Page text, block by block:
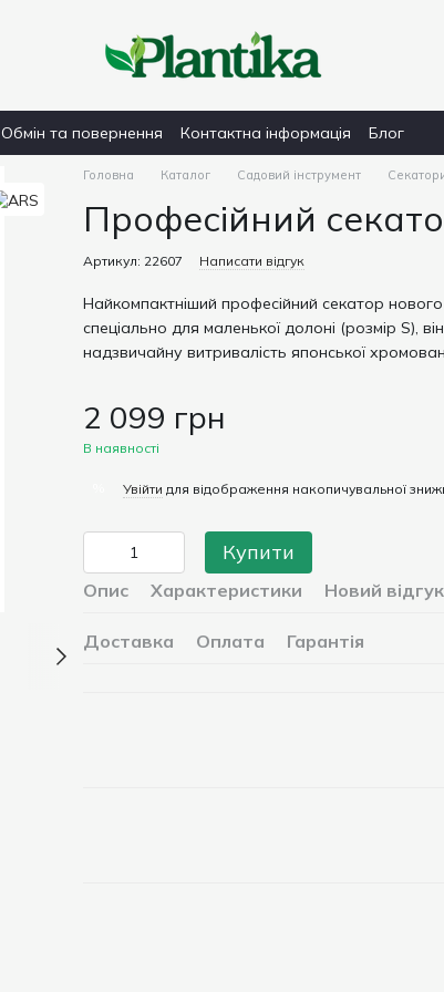
Обмін та повернення Контактна інформація Блог
Головна Каталог Садовий інструмент
Професійний
Артикул: 22607 Написати відгук
Найкомпактніший професійний секатор
спеціально для маленької долоні (розмір S),
надзвичайну витривалість японської
2 099 грн
В наявності
Увійти для відображення накопичувальної
Купити
Опис Характеристики Новий
Доставка Оплата Гарантія